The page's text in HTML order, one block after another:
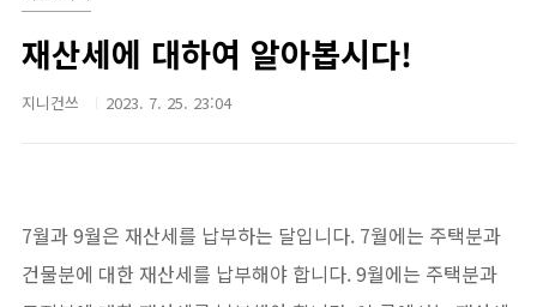
재산세에 대하여 알아봅시다!
지니건쓰 2023. 7. 25. 23:04
7월과 9월은 재산세를 납부하는 달입니다. 7월에는 주택분과
건물분에 대한 재산세를 납부해야 합니다. 9월에는 주택분과